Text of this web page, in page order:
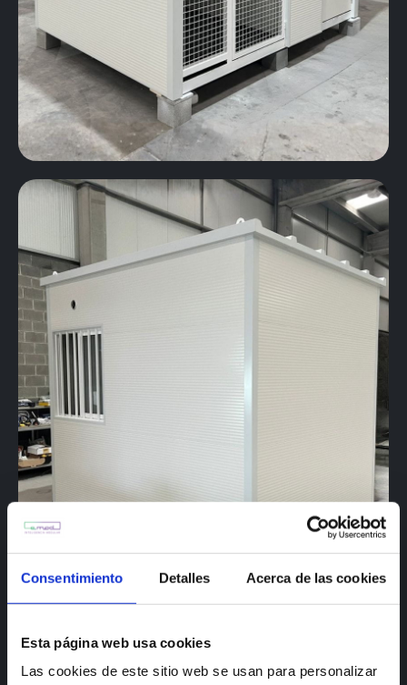
Consentimiento Detalles Acerca de las cookies
Esta página web usa cookies
Las cookies de este sitio web se usan para personalizar